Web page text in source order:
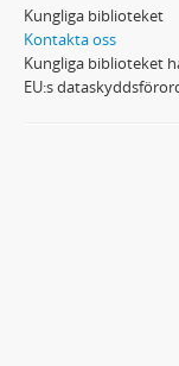
Kungliga biblioteket
Kontakta oss
Kungliga biblioteket
EU:s